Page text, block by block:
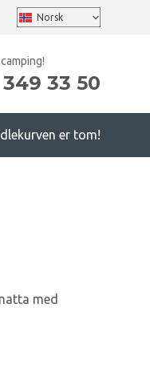
33 50
er tom!
med